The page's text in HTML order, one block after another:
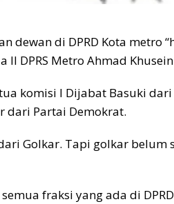
dewan di DPRD Kota metro
II DPRS Metro Ahmad
komisi I Dijabat Basuki
dari Partai Demokrat.
Golkar. Tapi golkar belum
fraksi yang ada di